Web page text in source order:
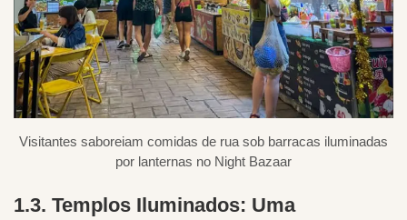
Visitantes saboreiam comidas de rua sob barracas iluminadas
por lanternas no Night Bazaar
1.3. Templos Iluminados: Uma